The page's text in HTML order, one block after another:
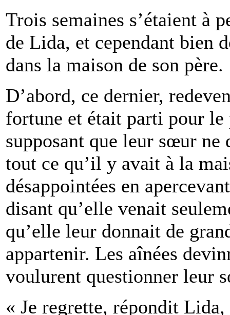
Trois semaines s’étaient à
de Lida, et cependant bien
dans la maison de son père.
D’abord, ce dernier,
fortune et était parti pour le
supposant que leur sœur ne
tout ce qu’il y avait à la
désappointées en
disant qu’elle venait
qu’elle leur donnait de
appartenir. Les aînées
voulurent questionner leur
« Je regrette, répondit